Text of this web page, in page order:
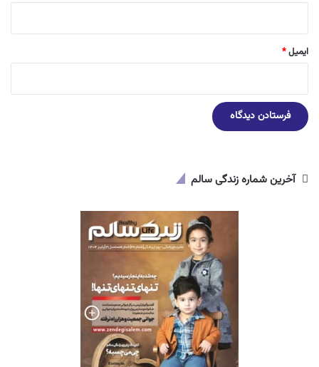
ایمیل*
آخرین شماره زندگی سالم